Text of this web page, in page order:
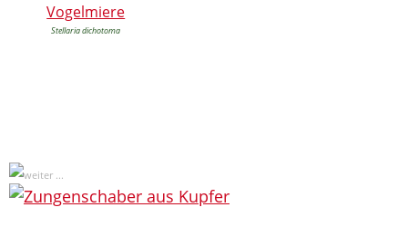
Vogelmiere
Stellaria dichotoma